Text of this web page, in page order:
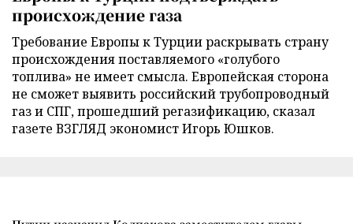
происхождение газа
Требование Европы к Турции раскрывать страну
происхождения поставляемого «голубого
топлива» не имеет смысла. Европейская сторона
не сможет выявить российский трубопроводный
газ и СПГ, прошедший регазификацию, сказал
газете ВЗГЛЯД экономист Игорь Юшков.